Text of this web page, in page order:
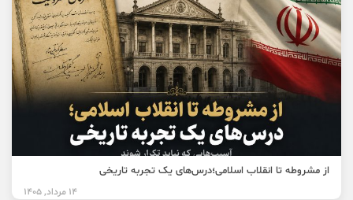
از مشروطه تا انقلاب اسلامی؛درس‌های یک تجربه تاریخی
14 مرداد, 1405